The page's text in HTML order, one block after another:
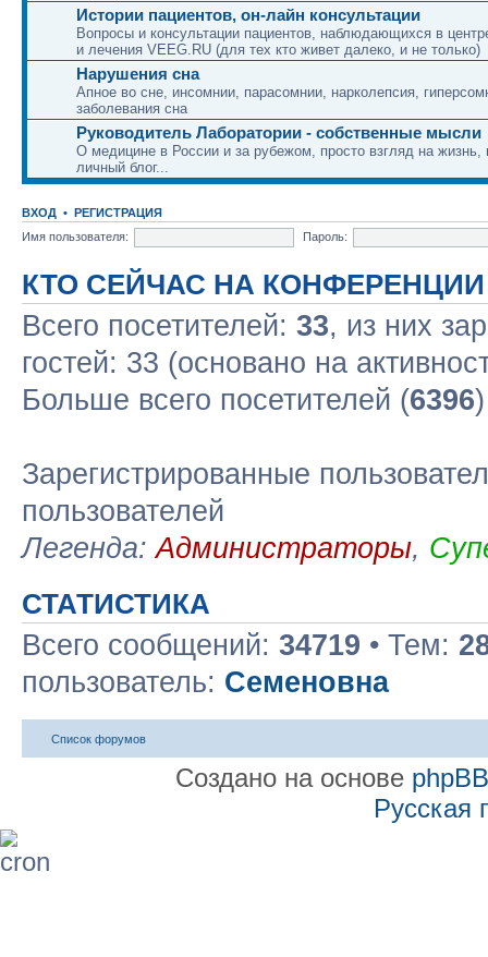
Истории пациентов, он-лайн консультации
Вопросы и консультации пациентов, наблюдающихся в
и лечения VEEG.RU (для тех кто живет далеко, и не только)
Нарушения сна
Апное во сне, инсомнии, парасомнии, нарколепсия,
заболевания сна
Руководитель Лаборатории - собственные мысли
О медицине в России и за рубежом, просто взгляд на жизнь,
личный блог...
ВХОД • РЕГИСТРАЦИЯ
Имя пользователя:
Пароль:
КТО СЕЙЧАС НА КОНФЕРЕНЦИИ
Всего посетителей: 33, из них
гостей: 33 (основано на
Больше всего посетителей (6396
Зарегистрированные
пользователей
Легенда:Администраторы,
СТАТИСТИКА
Всего сообщений: 34719 • Тем:
пользователь: Семеновна
Список форумов
Создано на основе phpBB
Русская